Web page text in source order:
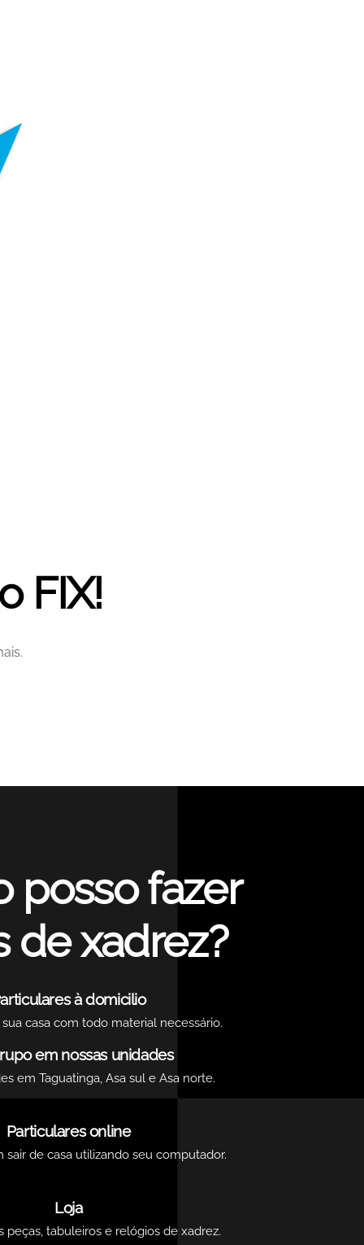
FIX!
posso fazer
de xadrez?
à domicilio
casa com todo material necessário.
em nossas unidades
em Taguatinga, Asa sul e Asa norte.
Particulares online
sair de casa utilizando seu computador.
Loja
peças, tabuleiros e relógios de xadrez.